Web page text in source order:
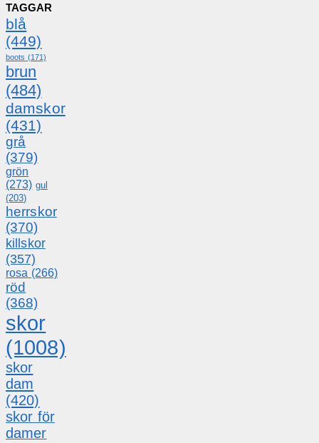
TAGGAR
blå
(449)
boots (171)
brun
(484)
damskor
(431)
grå
(379)
grön
(273) gul
(203)
herrskor
(370)
killskor
(357)
rosa (266)
röd
(368)
skor
(1008)
skor
dam
(420)
skor för
damer